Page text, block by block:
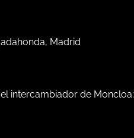
Madrid
intercambiador de Moncloa: